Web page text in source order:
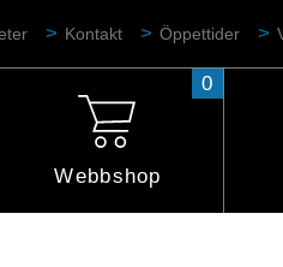
Kontakt Öppettider
Webbshop
0